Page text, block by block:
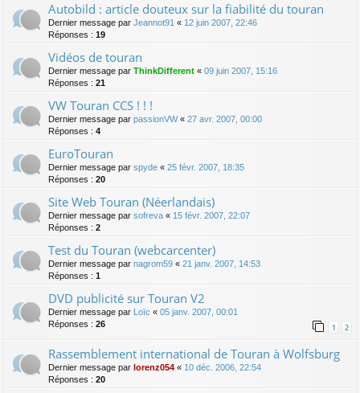
Autobild : article douteux sur la fiabilité du touran
Dernier message par Jeannot91 « 12 juin 2007, 22:46
Réponses : 19
Vidéos de touran
Dernier message par ThinkDifferent « 09 juin 2007, 15:16
Réponses : 21
VW Touran CCS ! ! !
Dernier message par passionVW« 27 avr. 2007, 00:00
Réponses : 4
EuroTouran
Dernier message par spyde « 25 févr. 2007, 18:35
Réponses : 20
Site Web Touran (Néerlandais)
Dernier message par sofreva « 15 févr. 2007, 22:07
Réponses : 2
Test du Touran (webcarcenter)
Dernier message par nagrom59 « 21 janv. 2007, 14:53
Réponses : 1
DVD publicité sur Touran V2
Dernier message par Loïc « 05 janv. 2007, 00:01
Réponses : 26 1 2
Rassemblement international de Touran à Wolfsburg
Dernier message par lorenz054 « 10 déc. 2006, 22:54
Réponses : 20